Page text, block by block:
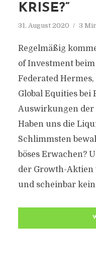
KRISE?“
31. August 2020 3
Regelmäßig
of Investment
Federated
Global Equities bei
Auswirkungen der
Haben uns die
Schlimmsten
böses Erwachen?
der Growth-
und scheinbar